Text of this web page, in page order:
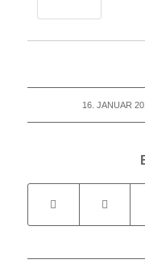
16. JANUAR
/